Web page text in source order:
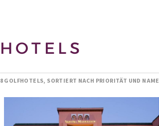
HOTELS
8 GOLFHOTELS, SORTIERT NACH PRIORITÄT UND NAME